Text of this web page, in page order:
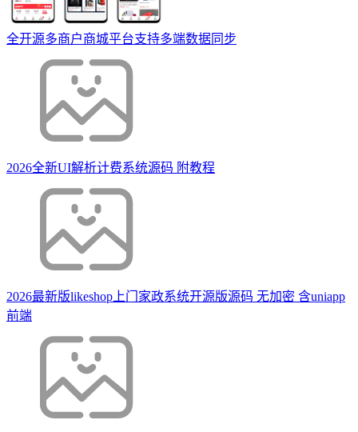
全开源多商户商城平台支持多端数据同步
2026全新UI解析计费系统源码 附教程
2026最新版likeshop上门家政系统开源版源码 无加密 含uniapp
前端